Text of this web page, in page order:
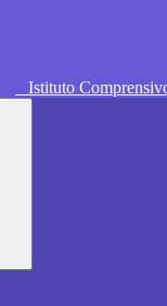
Istituto